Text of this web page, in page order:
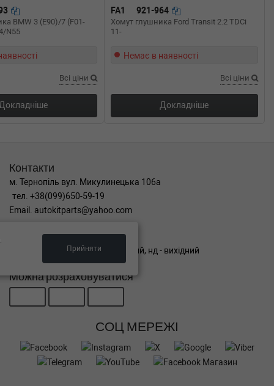
BMW 3 (E90)/7 (F01-
N55
Всі ціни
Докладніше
FA1 921-964
Хомут глушника Ford Transit 2.2 TDCi
11-
Немає в наявності
Всі ціни
Докладніше
Контакти
м. Тернопіль вул. Микулинецька 106а
тел. +38(099)650-59-19
Email. autokitparts@yahoo.com
Графік роботи
пн-пт з 9:00 до 17:00, сб - вихідний, нд - вихідний
Можна розраховуватися
СОЦ МЕРЕЖІ
Прийняти